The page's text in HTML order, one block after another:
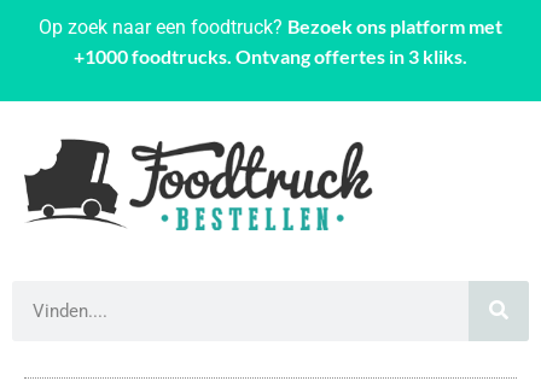
Op zoek naar een foodtruck? Bezoek ons platform met
+1000 foodtrucks. Ontvang offertes in 3 kliks.